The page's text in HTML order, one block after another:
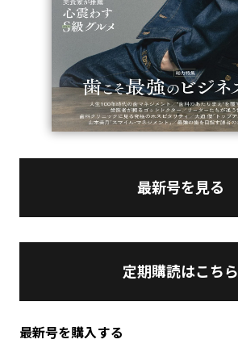
最新号を見る
定期購読はこちら
最新号を購入する